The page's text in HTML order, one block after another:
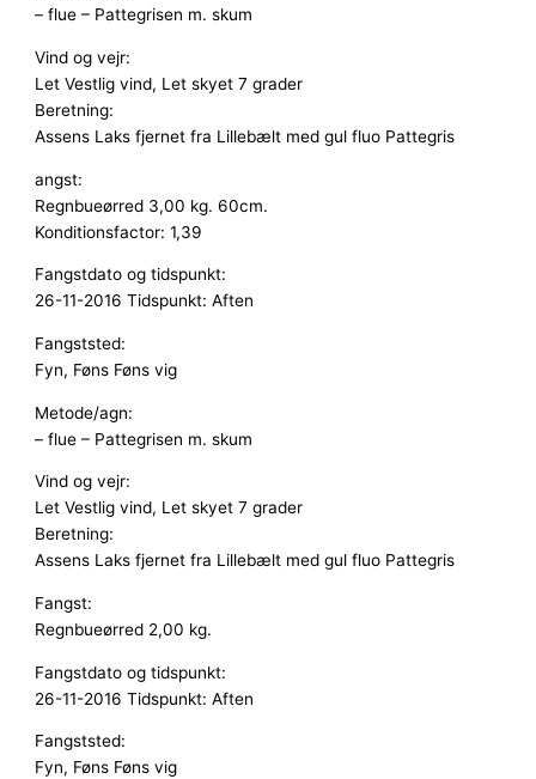
– flue – Pattegrisen m. skum
Vind og vejr:
Let Vestlig vind, Let skyet 7 grader
Beretning:
Assens Laks fjernet fra Lillebælt med gul fluo Pattegris
angst:
Regnbueørred 3,00 kg. 60cm.
Konditionsfactor: 1,39
Fangstdato og tidspunkt:
26-11-2016 Tidspunkt: Aften
Fangststed:
Fyn, Føns Føns vig
Metode/agn:
– flue – Pattegrisen m. skum
Vind og vejr:
Let Vestlig vind, Let skyet 7 grader
Beretning:
Assens Laks fjernet fra Lillebælt med gul fluo Pattegris
Fangst:
Regnbueørred 2,00 kg.
Fangstdato og tidspunkt:
26-11-2016 Tidspunkt: Aften
Fangststed:
Fyn, Føns Føns vig